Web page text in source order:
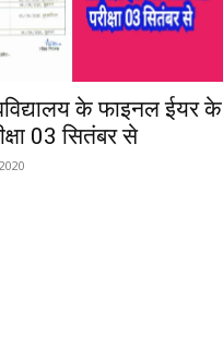
के फाइनल ईयर के
03 सितंबर से